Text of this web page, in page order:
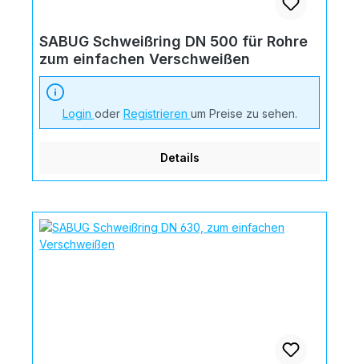
SABUG Schweißring DN 500 für Rohre
zum einfachen Verschweißen
Login oder Registrieren um Preise zu sehen.
Details